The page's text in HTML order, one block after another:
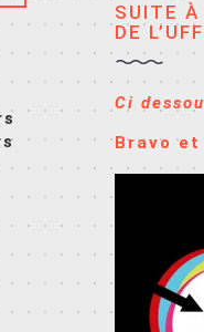
SUITE À
DE
Ci
Bravo